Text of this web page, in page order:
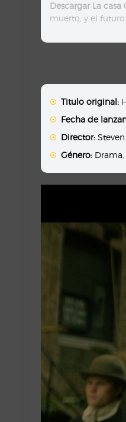
Descargar La
muerto, y el futuro
Titulo original:
Fecha de
Director:
Género: Drama